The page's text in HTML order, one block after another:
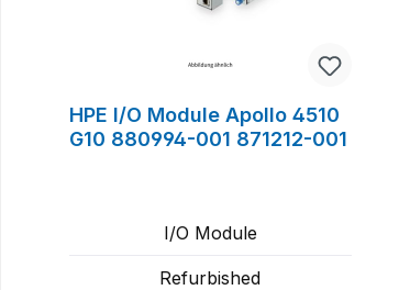
HPE I/O Module Apollo 4510
G10 880994-001 871212-001
I/O Module
Refurbished